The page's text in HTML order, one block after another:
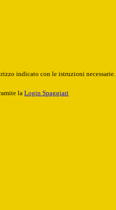
indicato con le istruzioni necessarie.
la Login Spaggiari